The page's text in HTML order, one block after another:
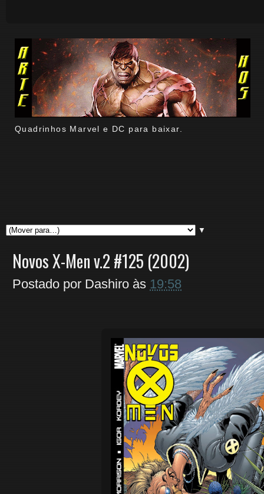
Quadrinhos Marvel e DC para baixar.
▼
Novos X-Men v.2 #125 (2002)
Postado por Dashiro às 19:58